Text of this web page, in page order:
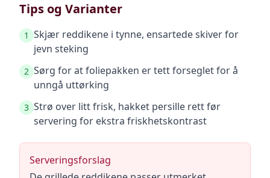
Tips og Varianter
1 Skjær reddikene i tynne, ensartede skiver for
jevn steking
2 Sørg for at foliepakken er tett forseglet for å
unngå uttørking
3 Strø over litt frisk, hakket persille rett før
servering for ekstra friskhetskontrast
Serveringsforslag